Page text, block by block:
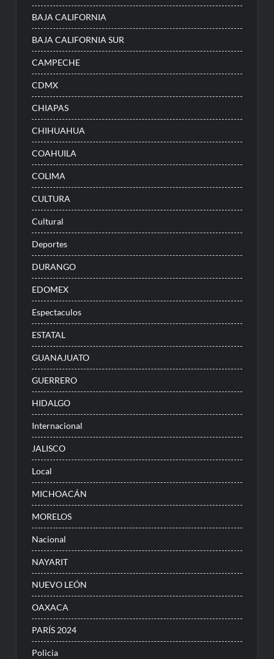
BAJA CALIFORNIA
BAJA CALIFORNIA SUR
CAMPECHE
CDMX
CHIAPAS
CHIHUAHUA
COAHUILA
COLIMA
CULTURA
Cultural
Deportes
DURANGO
EDOMEX
Espectaculos
ESTATAL
GUANAJUATO
GUERRERO
HIDALGO
Internacional
JALISCO
Local
MICHOACÁN
MORELOS
Nacional
NAYARIT
NUEVO LEÓN
OAXACA
PARÍS 2024
Policia